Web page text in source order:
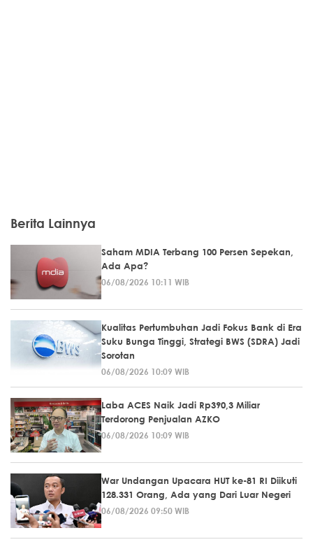
Berita Lainnya
Saham MDIA Terbang 100 Persen Sepekan,
Ada Apa?
06/08/2026 10:11 WIB
Kualitas Pertumbuhan Jadi Fokus Bank di Era
Suku Bunga Tinggi, Strategi BWS (SDRA) Jadi
Sorotan
06/08/2026 10:09 WIB
Laba ACES Naik Jadi Rp390,3 Miliar
Terdorong Penjualan AZKO
06/08/2026 10:09 WIB
War Undangan Upacara HUT ke-81 RI Diikuti
128.331 Orang, Ada yang Dari Luar Negeri
06/08/2026 09:50 WIB